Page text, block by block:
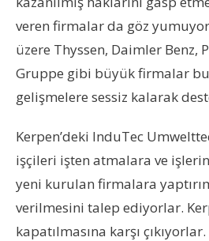
veren firmalar da göz
üzere Thyssen, Daimler Benz,
Gruppe gibi büyük firmalar
gelişmelere sessiz kalarak
Kerpen’deki InduTec
işçileri işten atmalara ve
yeni kurulan firmalara
verilmesini talep ediyorlar.
kapatılmasına karşı